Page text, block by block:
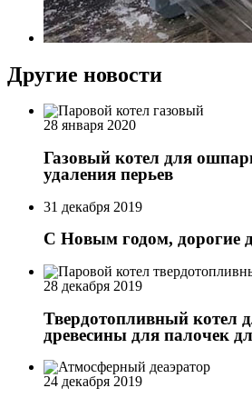
Другие новости
28 января 2020
Газовый котел для
удаления перьев
31 декабря 2019
С Новым годом, дорогие
28 декабря 2019
Твердотопливный котел
древесины для палочек
24 декабря 2019